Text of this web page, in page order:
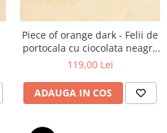
Piece of orange dark - Felii de
portocala cu ciocolata neagra
VRAC
119,00 Lei
ADAUGA IN COS